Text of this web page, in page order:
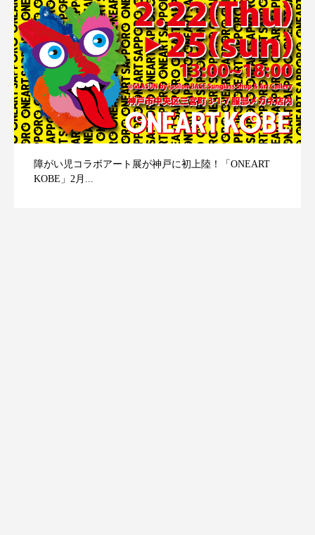
障がい児コラボアート展が神戸に初上陸！「ONEART
KOBE」2月...